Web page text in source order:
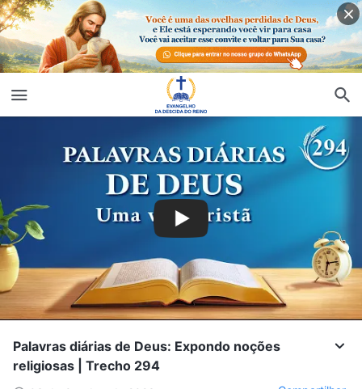
Palavras diárias de Deus: Expondo noções
religiosas | Trecho 294